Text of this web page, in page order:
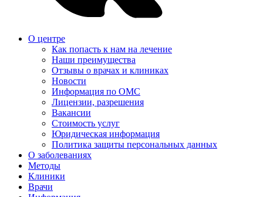
О центре
Как попасть к нам на лечение
Наши преимущества
Отзывы о врачах и клиниках
Новости
Информация по ОМС
Лицензии, разрешения
Вакансии
Стоимость услуг
Юридическая информация
Политика защиты персональных данных
О заболеваниях
Методы
Клиники
Врачи